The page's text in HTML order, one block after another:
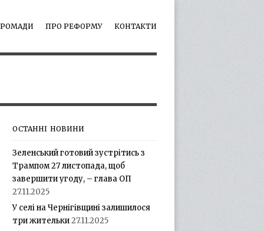
ПРО РЕФОРМУ КОНТАКТИ
ОСТАННІ НОВИНИ
Зеленський готовий зустрітись з
Трампом 27 листопада, щоб
завершити угоду, – глава ОП
27.11.2025
У селі на Чернігівщині залишилося
три жительки27.11.2025